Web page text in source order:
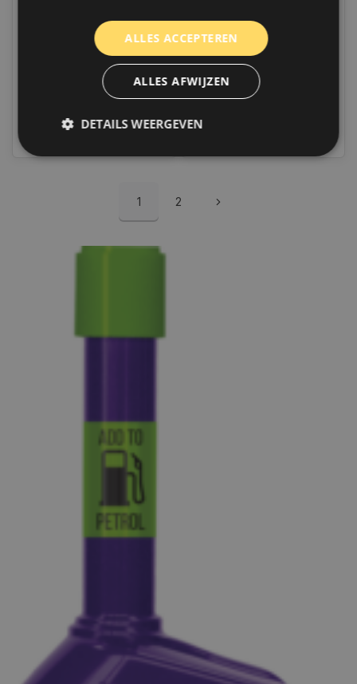
Op voorraad verzending
binnen 1 a 2 werkdagen.
Boven de 50,- gratis
verzending. (NL & BE)
Op voorraad verzending
binnen 1 a 2 werkdagen.
Boven de 50,- gratis
verzending. (NL & BE)
1 2
ALLES ACCEPTEREN
ALLES AFWIJZEN
DETAILS WEERGEVEN
kernfunctionaliteiten van de website mogelijk, zoals
COOKIELAW_STATS